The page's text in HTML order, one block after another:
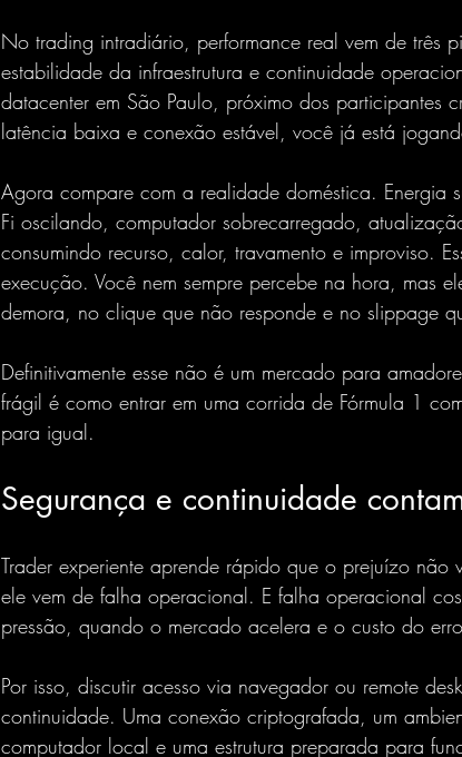
No trading intradiário, performance real vem de três
estabilidade da infraestrutura e continuidade
datacenter em São Paulo, próximo dos participantes
latência baixa e conexão estável, você já está
Agora compare com a realidade doméstica. Energia
Fi oscilando, computador sobrecarregado,
consumindo recurso, calor, travamento e improviso.
execução. Você nem sempre percebe na hora, mas
demora, no clique que não responde e no slippage
Definitivamente esse não é um mercado para
frágil é como entrar em uma corrida de Fórmula 1
para igual.
Segurança e continuidade
Trader experiente aprende rápido que o prejuízo não
ele vem de falha operacional. E falha operacional
pressão, quando o mercado acelera e o custo do
Por isso, discutir acesso via navegador ou remote
continuidade. Uma conexão criptografada, um
computador local e uma estrutura preparada para